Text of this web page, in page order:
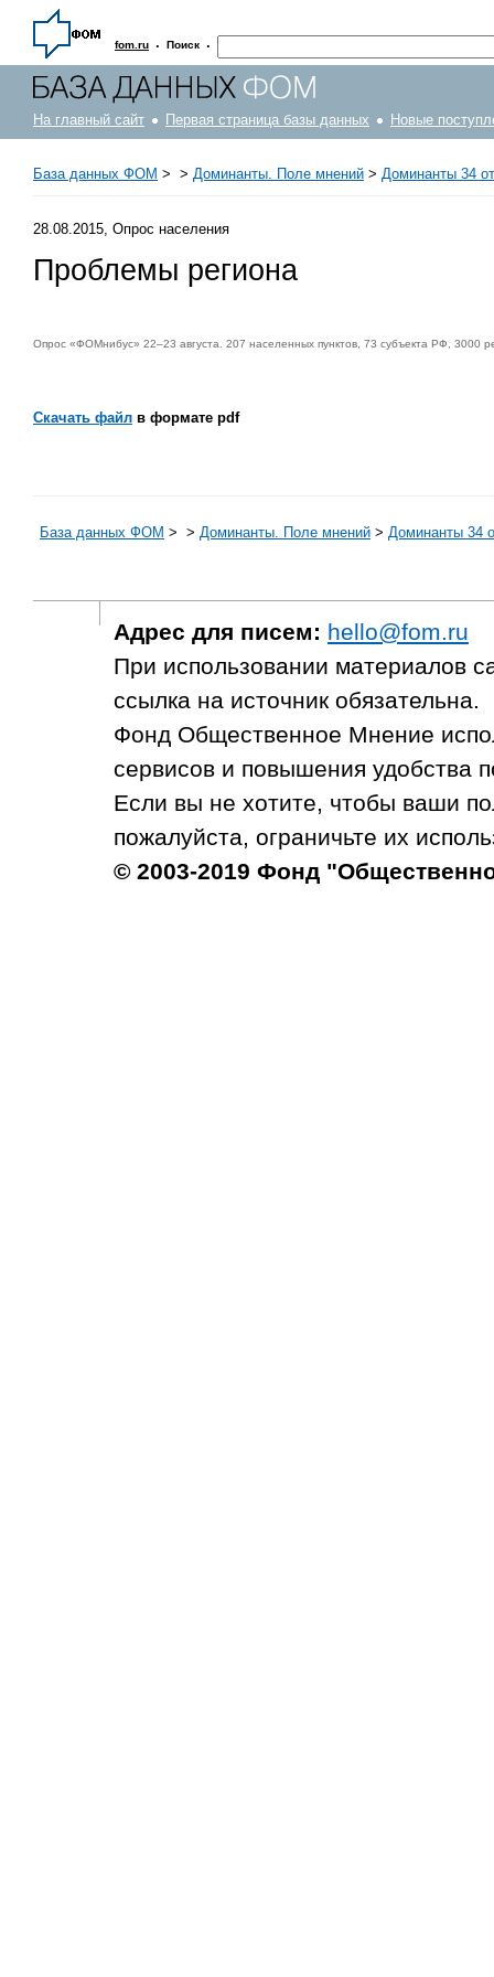
fom.ru · Поиск ·
На главный сайт Первая страница базы данных Новые
База данных ФОМ > > Доминанты. Поле мнений > Доминанты 34
28.08.2015, Опрос населения
Проблемы региона
Опрос «ФОМнибус» 22–23 августа. 207 населенных пунктов, 73 субъекта РФ, 3000
Скачать файл в формате pdf
База данных ФОМ > > Доминанты. Поле мнений > Доминанты 34
Адрес для писем: hello@fom.ru
При использовании материалов
ссылка на источник обязательна.
Фонд Общественное Мнение
сервисов и повышения удобства
Если вы не хотите, чтобы ваши
пожалуйста, ограничьте их
© 2003-2019 Фонд